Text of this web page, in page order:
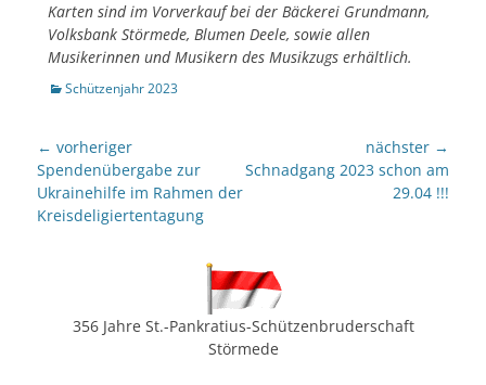
Karten sind im Vorverkauf bei der Bäckerei Grundmann,
Volksbank Störmede, Blumen Deele, sowie allen
Musikerinnen und Musikern des Musikzugs erhältlich.
Kategorien
Schützenjahr 2023
Beitragsnavigation
← vorheriger
Vorheriger
Beitrag:
Spendenübergabe zur
Ukrainehilfe im Rahmen der
Kreisdeligiertentagung
nächster →
nächster
Beitrag:
Schnadgang 2023 schon am
29.04 !!!
356 Jahre St.-Pankratius-Schützenbruderschaft
Störmede